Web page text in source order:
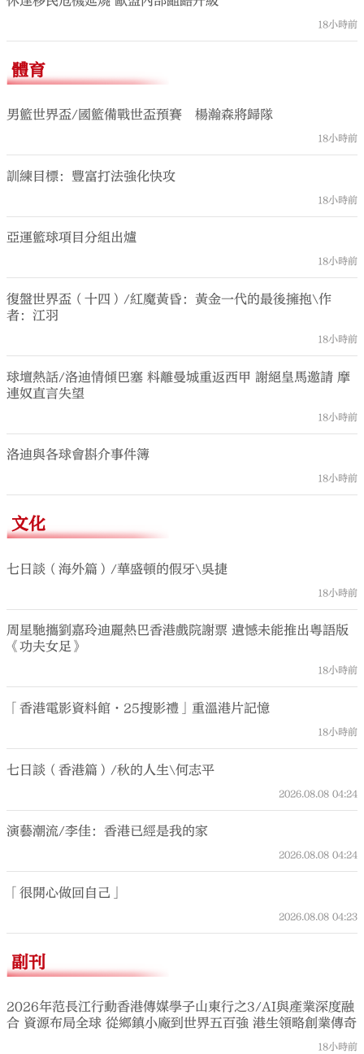
18小時前
體育
男籃世界盃/國籃備戰世盃預賽 楊瀚森將歸隊
18小時前
訓練目標：豐富打法強化快攻
18小時前
亞運籃球項目分組出爐
18小時前
復盤世界盃（十四）/紅魔黃昏：黃金一代的最後擁抱\作
者：江羽
18小時前
球壇熱話/洛迪情傾巴塞 料離曼城重返西甲 謝絕皇馬邀請 摩
連奴直言失望
18小時前
洛迪與各球會斟介事件簿
18小時前
文化
七日談（海外篇）/華盛頓的假牙\吳捷
18小時前
周星馳攜劉嘉玲迪麗熱巴香港戲院謝票 遺憾未能推出粵語版
《功夫女足》
18小時前
「香港電影資料館·25搜影禮」重溫港片記憶
18小時前
七日談（香港篇）/秋的人生\何志平
2026.08.08 04:24
演藝潮流/李佳：香港已經是我的家
2026.08.08 04:24
「很開心做回自己」
2026.08.08 04:23
副刊
2026年范長江行動香港傳媒學子山東行之3/AI與產業深度融
合 資源布局全球 從鄉鎮小廠到世界五百強 港生領略創業傳奇
18小時前